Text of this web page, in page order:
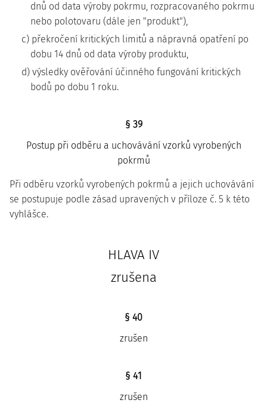
dnů od data výroby pokrmu, rozpracovaného pokrmu
nebo polotovaru (dále jen "produkt"),
c) překročení kritických limitů a nápravná opatření po
dobu 14 dnů od data výroby produktu,
d) výsledky ověřování účinného fungování kritických
bodů po dobu 1 roku.
§ 39
Postup při odběru a uchovávání vzorků vyrobených
pokrmů
Při odběru vzorků vyrobených pokrmů a jejich uchovávání
se postupuje podle zásad upravených v příloze č. 5 k této
vyhlášce.
HLAVA IV
zrušena
§ 40
zrušen
§ 41
zrušen